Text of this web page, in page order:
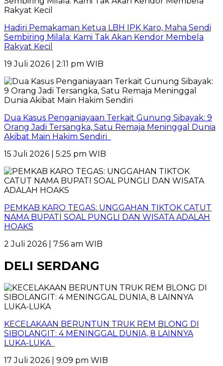
Hadiri Pemakaman Ketua LBH IPK Karo, Maha Sendi
Sembiring Milala: Kami Tak Akan Kendor Membela
Rakyat Kecil
19 Juli 2026 | 2:11 pm WIB
Dua Kasus Penganiayaan Terkait Gunung Sibayak: 9
Orang Jadi Tersangka, Satu Remaja Meninggal Dunia
Akibat Main Hakim Sendiri
15 Juli 2026 | 5:25 pm WIB
PEMKAB KARO TEGAS: UNGGAHAN TIKTOK CATUT
NAMA BUPATI SOAL PUNGLI DAN WISATA ADALAH
HOAKS
2 Juli 2026 | 7:56 am WIB
DELI SERDANG
KECELAKAAN BERUNTUN TRUK REM BLONG DI
SIBOLANGIT: 4 MENINGGAL DUNIA, 8 LAINNYA
LUKA-LUKA
17 Juli 2026 | 9:09 pm WIB